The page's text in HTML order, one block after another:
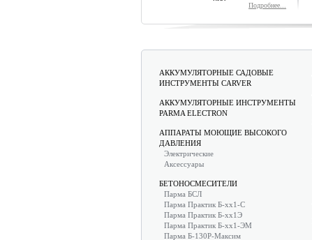
АККУМУЛЯТОРНЫЕ САДОВЫЕ
ИНСТРУМЕНТЫ CARVER
АККУМУЛЯТОРНЫЕ ИНСТРУМЕНТЫ
PARMA ELECTRON
АППАРАТЫ МОЮЩИЕ ВЫСОКОГО
ДАВЛЕНИЯ
Электрические
Аксессуары
БЕТОНОСМЕСИТЕЛИ
Парма БСЛ
Парма Практик Б-хх1-С
Парма Практик Б-хх1Э
Парма Практик Б-хх1-ЭМ
Парма Б-130Р-Максим